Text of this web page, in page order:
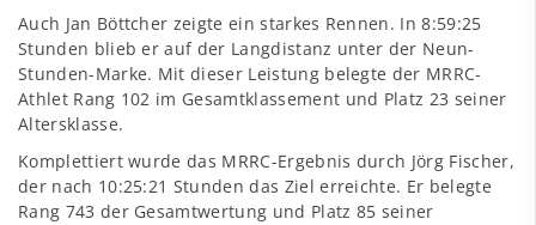
Auch Jan Böttcher zeigte ein starkes Rennen. In 8:59:25
Stunden blieb er auf der Langdistanz unter der Neun-
Stunden-Marke. Mit dieser Leistung belegte der MRRC-
Athlet Rang 102 im Gesamtklassement und Platz 23 seiner
Altersklasse.
Komplettiert wurde das MRRC-Ergebnis durch Jörg Fischer,
der nach 10:25:21 Stunden das Ziel erreichte. Er belegte
Rang 743 der Gesamtwertung und Platz 85 seiner